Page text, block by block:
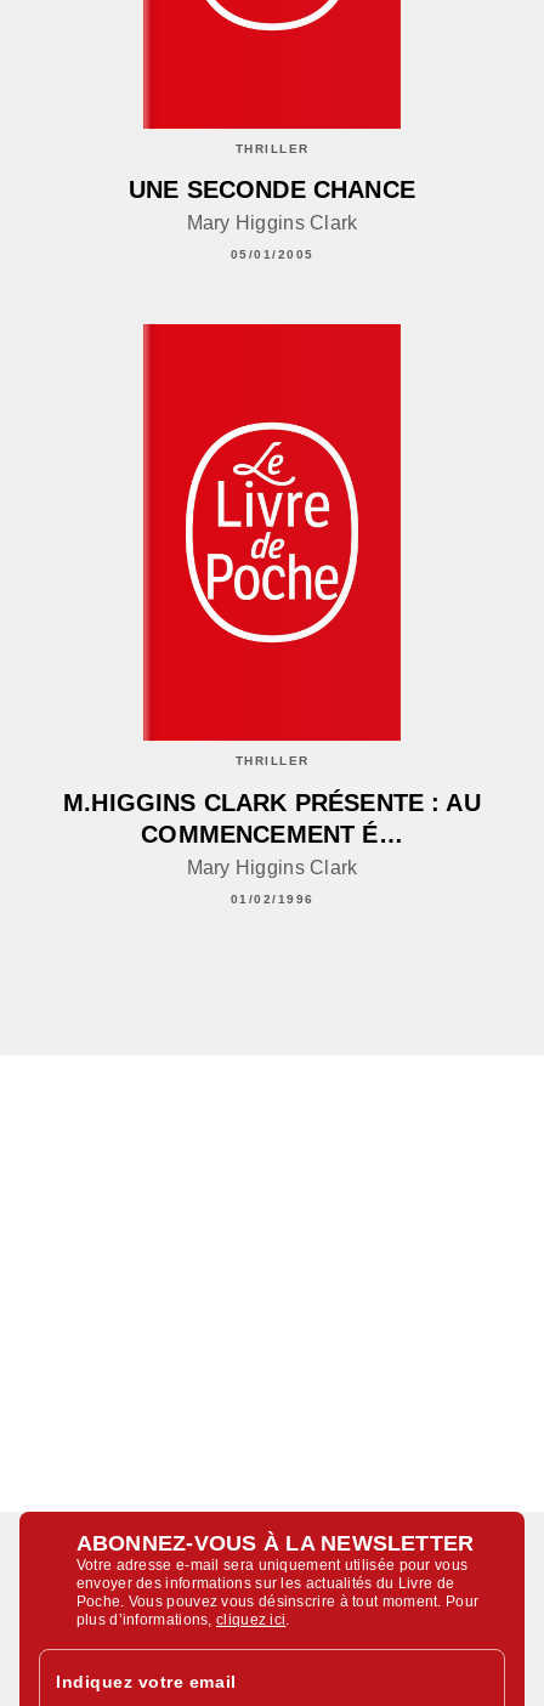
THRILLER
UNE SECONDE CHANCE
Mary Higgins Clark
05/01/2005
THRILLER
M.HIGGINS CLARK PRÉSENTE : AU
COMMENCEMENT É…
Mary Higgins Clark
01/02/1996
ABONNEZ-VOUS À LA NEWSLETTER
Votre adresse e-mail sera uniquement utilisée pour vous
envoyer des informations sur les actualités du Livre de
Poche. Vous pouvez vous désinscrire à tout moment. Pour
plus d’informations,cliquez ici
Indiquez votre email